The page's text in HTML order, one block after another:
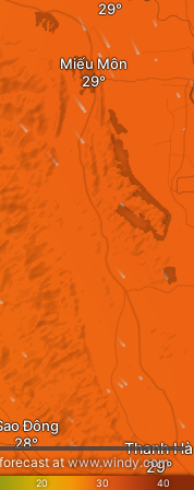
Miếu Môn
Đông
Thanh Hà
20 30 40
atwww.windy.com